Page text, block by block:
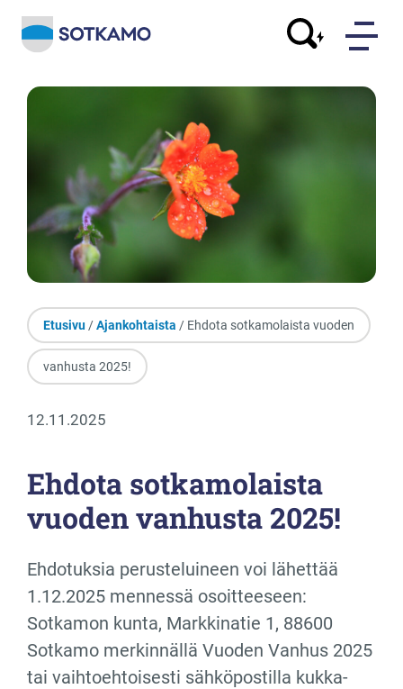
Etusivu /Ajankohtaista / Ehdota sotkamolaista vuoden
vanhusta 2025!
12.11.2025
Ehdota sotkamolaista
vuoden vanhusta 2025!
Ehdotuksia perusteluineen voi lähettää
1.12.2025 mennessä osoitteeseen:
Sotkamon kunta, Markkinatie 1, 88600
Sotkamo merkinnällä Vuoden Vanhus 2025
tai vaihtoehtoisesti sähköpostilla kukka-